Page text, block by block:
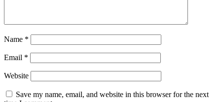
Name *
Email *
Website
Save my name, email, and website in this browser for the next